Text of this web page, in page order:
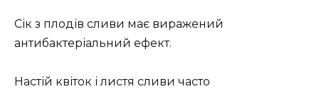
Сік з плодів сливи має виражений
антибактеріальний ефект.
Настій квіток і листя сливи часто